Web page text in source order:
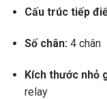
Cấu trúc tiếp
Số chân:4 chân
Kích thước nhỏ
relay